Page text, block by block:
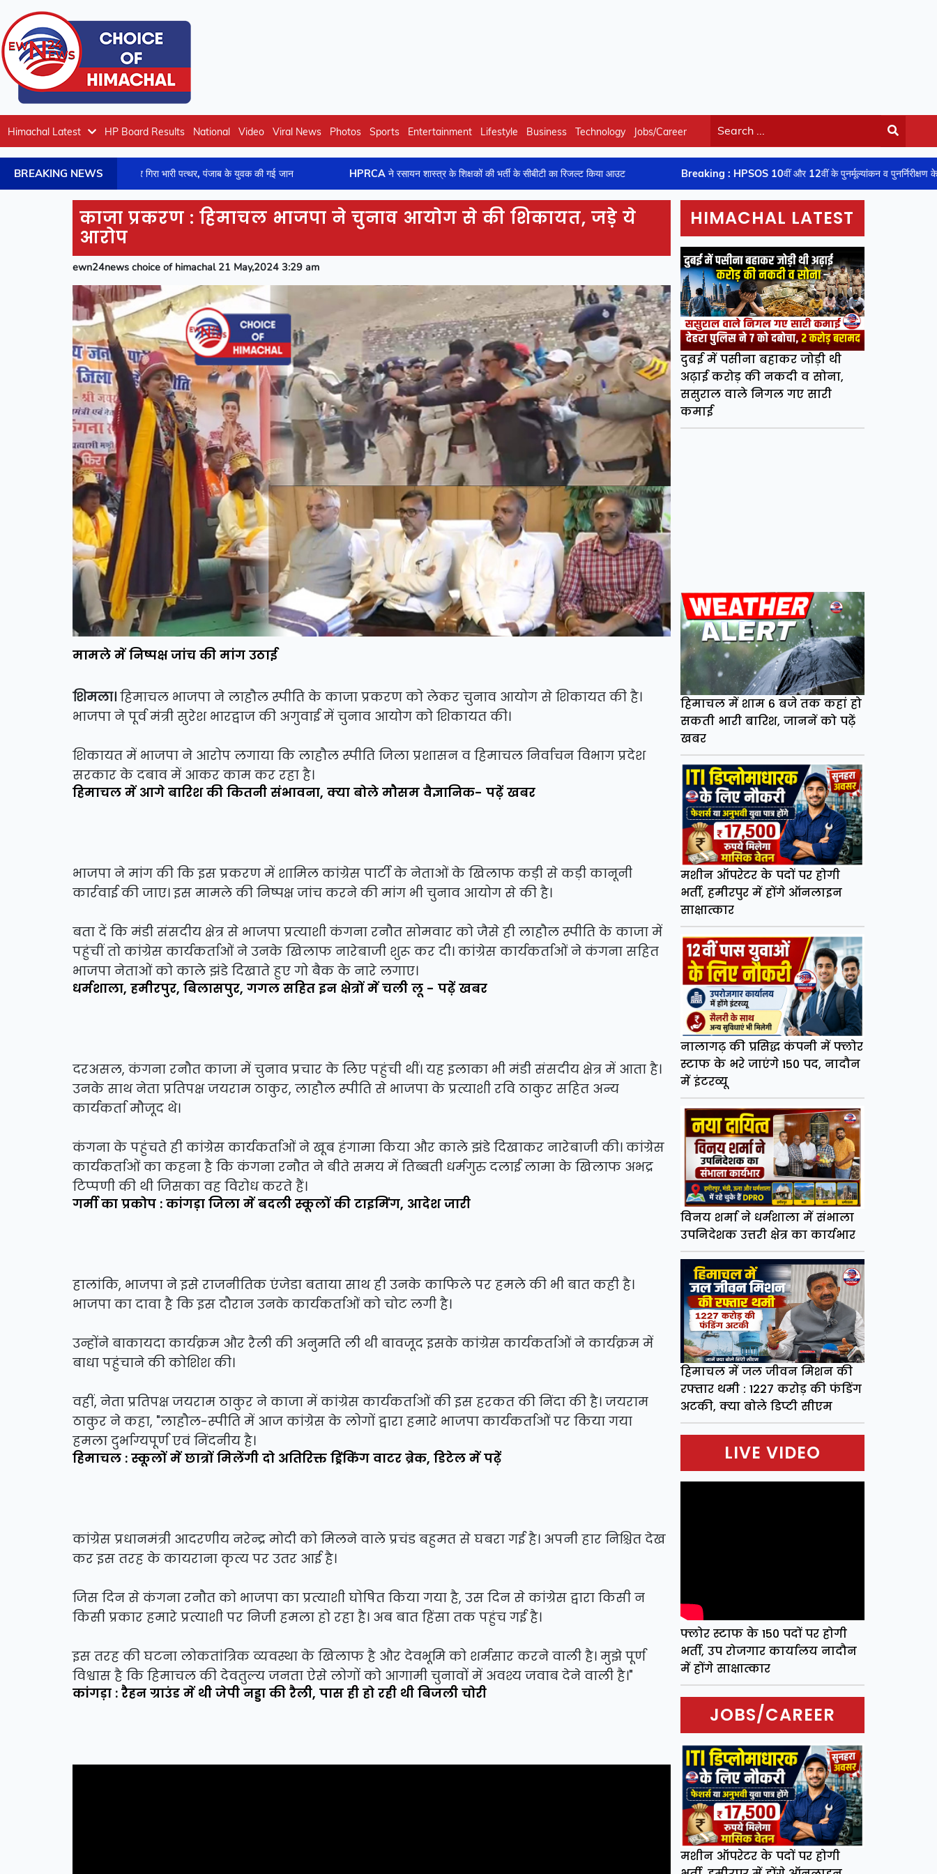
Himachal Latest HP Board Results National Video Viral News Photos Sports Entertainment Lifestyle Business Technology Jobs/Career
BREAKING NEWS
की थार पर गिरा भारी पत्थर, पंजाब के युवक की गई जान HPRCA ने रसायन शास्त्र के शिक्षकों की भर्ती के सीबीटी का रिजल्ट किया आउट Breaking : HPSOS 10वीं और 12वीं के पुनर्मूल्यांकन व पुनर्निरीक्षण के नतीजे घोषित
काजा प्रकरण : हिमाचल भाजपा ने चुनाव आयोग से की शिकायत, जड़े ये
आरोप
ewn24news choice of himachal 21 May,2024 3:29 am
मामले में निष्पक्ष जांच की मांग उठाई
शिमला। हिमाचल भाजपा ने लाहौल स्पीति के काजा प्रकरण को लेकर चुनाव आयोग से शिकायत की है।
भाजपा ने पूर्व मंत्री सुरेश भारद्वाज की अगुवाई में चुनाव आयोग को शिकायत की।
शिकायत में भाजपा ने आरोप लगाया कि लाहौल स्पीति जिला प्रशासन व हिमाचल निर्वाचन विभाग प्रदेश
सरकार के दबाव में आकर काम कर रहा है।
हिमाचल में आगे बारिश की कितनी संभावना, क्या बोले मौसम वैज्ञानिक- पढ़ें खबर
भाजपा ने मांग की कि इस प्रकरण में शामिल कांग्रेस पार्टी के नेताओं के खिलाफ कड़ी से कड़ी कानूनी
कार्रवाई की जाए। इस मामले की निष्पक्ष जांच करने की मांग भी चुनाव आयोग से की है।
बता दें कि मंडी संसदीय क्षेत्र से भाजपा प्रत्याशी कंगना रनौत सोमवार को जैसे ही लाहौल स्पीति के काजा में
पहुंचीं तो कांग्रेस कार्यकर्ताओं ने उनके खिलाफ नारेबाजी शुरू कर दी। कांग्रेस कार्यकर्ताओं ने कंगना सहित
भाजपा नेताओं को काले झंडे दिखाते हुए गो बैक के नारे लगाए।
धर्मशाला, हमीरपुर, बिलासपुर, गगल सहित इन क्षेत्रों में चली लू - पढ़ें खबर
दरअसल, कंगना रनौत काजा में चुनाव प्रचार के लिए पहुंची थीं। यह इलाका भी मंडी संसदीय क्षेत्र में आता है।
उनके साथ नेता प्रतिपक्ष जयराम ठाकुर, लाहौल स्पीति से भाजपा के प्रत्याशी रवि ठाकुर सहित अन्य
कार्यकर्ता मौजूद थे।
कंगना के पहुंचते ही कांग्रेस कार्यकर्ताओं ने खूब हंगामा किया और काले झंडे दिखाकर नारेबाजी की। कांग्रेस
कार्यकर्ताओं का कहना है कि कंगना रनौत ने बीते समय में तिब्बती धर्मगुरु दलाई लामा के खिलाफ अभद्र
टिप्पणी की थी जिसका वह विरोध करते हैं।
गर्मी का प्रकोप : कांगड़ा जिला में बदली स्कूलों की टाइमिंग, आदेश जारी
हालांकि, भाजपा ने इसे राजनीतिक एंजेडा बताया साथ ही उनके काफिले पर हमले की भी बात कही है।
भाजपा का दावा है कि इस दौरान उनके कार्यकर्ताओं को चोट लगी है।
उन्होंने बाकायदा कार्यक्रम और रैली की अनुमति ली थी बावजूद इसके कांग्रेस कार्यकर्ताओं ने कार्यक्रम में
बाधा पहुंचाने की कोशिश की।
वहीं, नेता प्रतिपक्ष जयराम ठाकुर ने काजा में कांग्रेस कार्यकर्ताओं की इस हरकत की निंदा की है। जयराम
ठाकुर ने कहा, "लाहौल-स्पीति में आज कांग्रेस के लोगों द्वारा हमारे भाजपा कार्यकर्ताओं पर किया गया
हमला दुर्भाग्यपूर्ण एवं निंदनीय है।
हिमाचल : स्कूलों में छात्रों मिलेंगी दो अतिरिक्त ड्रिंकिंग वाटर ब्रेक, डिटेल में पढ़ें
कांग्रेस प्रधानमंत्री आदरणीय नरेन्द्र मोदी को मिलने वाले प्रचंड बहुमत से घबरा गई है। अपनी हार निश्चित देख
कर इस तरह के कायराना कृत्य पर उतर आई है।
जिस दिन से कंगना रनौत को भाजपा का प्रत्याशी घोषित किया गया है, उस दिन से कांग्रेस द्वारा किसी न
किसी प्रकार हमारे प्रत्याशी पर निजी हमला हो रहा है। अब बात हिंसा तक पहुंच गई है।
इस तरह की घटना लोकतांत्रिक व्यवस्था के खिलाफ है और देवभूमि को शर्मसार करने वाली है। मुझे पूर्ण
विश्वास है कि हिमाचल की देवतुल्य जनता ऐसे लोगों को आगामी चुनावों में अवश्य जवाब देने वाली है।"
कांगड़ा : रैहन ग्राउंड में थी जेपी नड्डा की रैली, पास ही हो रही थी बिजली चोरी
HIMACHAL LATEST
दुबई में पसीना बहाकर जोड़ी थी
अढ़ाई करोड़ की नकदी व सोना,
ससुराल वाले निगल गए सारी
कमाई
हिमाचल में शाम 6 बजे तक कहां हो
सकती भारी बारिश, जाननें को पढ़ें
खबर
मशीन ऑपरेटर के पदों पर होगी
भर्ती, हमीरपुर में होंगे ऑनलाइन
साक्षात्कार
नालागढ़ की प्रसिद्ध कंपनी में फ्लोर
स्टाफ के भरे जाएंगे 150 पद, नादौन
में इंटरव्यू
विनय शर्मा ने धर्मशाला में संभाला
उपनिदेशक उत्तरी क्षेत्र का कार्यभार
हिमाचल में जल जीवन मिशन की
रफ्तार थमी : 1227 करोड़ की फंडिंग
अटकी, क्या बोले डिप्टी सीएम
LIVE VIDEO
फ्लोर स्टाफ के 150 पदों पर होगी
भर्ती, उप रोजगार कार्यालय नादौन
में होंगे साक्षात्कार
JOBS/CAREER
मशीन ऑपरेटर के पदों पर होगी